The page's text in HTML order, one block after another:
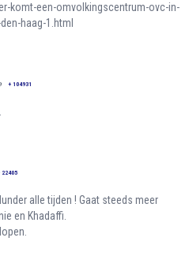
komt-een-omvolkingscentrum-ovc-in-
haag-1.html
+ 104931
22405
alle tijden ! Gaat steeds meer
en Khadaffi.